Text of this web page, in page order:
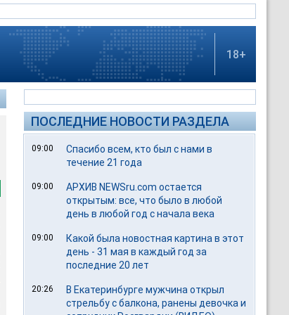
18+
ПОСЛЕДНИЕ НОВОСТИ РАЗДЕЛА
09:00
Спасибо всем, кто был с нами в
течение 21 года
09:00
АРХИВ NEWSru.com остается
открытым: все, что было в любой
день в любой год с начала века
09:00
Какой была новостная картина в этот
день - 31 мая в каждый год за
последние 20 лет
20:26
В Екатеринбурге мужчина открыл
стрельбу с балкона, ранены девочка и